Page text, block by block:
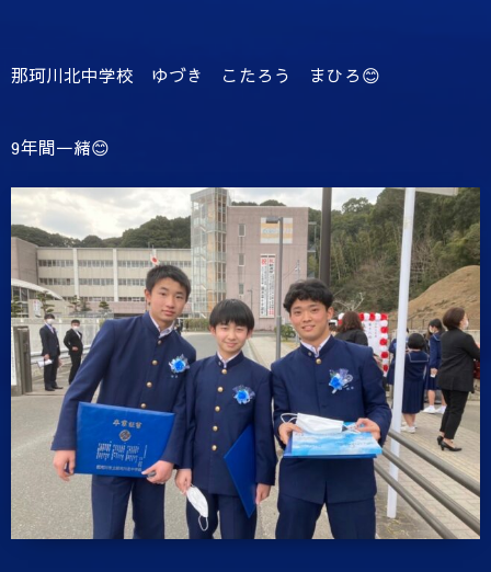
那珂川北中学校 ゆづき こたろう まひろ😊
9年間一緒😊